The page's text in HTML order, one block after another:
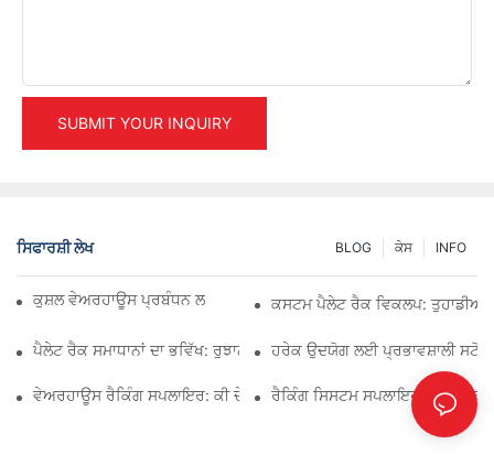
SUBMIT YOUR INQUIRY
ਸਿਫਾਰਸ਼ੀ ਲੇਖ INFO
ਕੇਸ
BLOG
ਕੁਸ਼ਲ ਵੇਅਰਹਾਊਸ ਪ੍ਰਬੰਧਨ ਲਈ ਪ੍ਰਮੁੱਖ ਉਦਯੋਗਿਕ ਰੈਕਿੰਗ ਹੱਲ
ਕਸਟਮ ਪੈਲੇਟ ਰੈਕ ਵਿਕਲਪ: ਤੁਹਾਡੀਆਂ
ਪੈਲੇਟ ਰੈਕ ਸਮਾਧਾਨਾਂ ਦਾ ਭਵਿੱਖ: ਰੁਝਾਨ ਅਤੇ ਨਵੀਨਤਾਵਾਂਹਰੇਕ ਉਦਯੋਗ ਲਈ ਪ੍ਰਭਾਵਸ਼ਾਲੀ
ਵੇਅਰਹਾਊਸ ਰੈਕਿੰਗ ਸਪਲਾਇਰ: ਕੀ ਦੇਖਣਾ ਹੈਰੈਕਿੰਗ ਸਿਸਟਮ ਸਪਲਾਇਰ: ਸਹੀ